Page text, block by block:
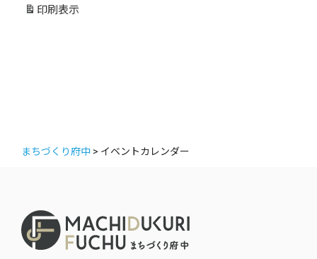
リ
印刷 表示
まちづくり府中 > イベントカレンダー